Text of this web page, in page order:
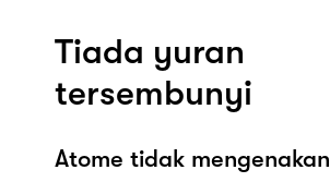
Tiada yuran
tersembunyi
Atome tidak mengenakan